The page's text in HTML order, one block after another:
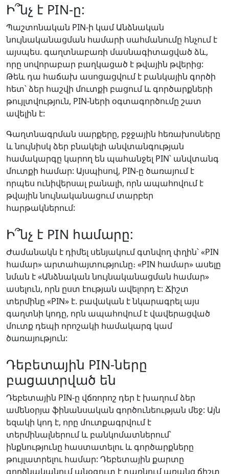
Ի՞նչ է PIN-ը:
Պաշտոնական PIN-ի կամ Անձնական
նույնականացման համարի սահմանումը հնչում է
այսպես. գաղտնաբառի մասնագիտացված ձև,
որը սովորաբար բաղկացած է թվային թվերից:
Թեև դա հաճախ ասոցացվում է բանկային գործի
հետ՝ ձեր հաշվի մուտքի բացում և գործարքների
թույլտվություն, PIN-ների օգտագործումը շատ
ավելին է:
Գաղտնագրման սարքերը, բջջային հեռախոսները
և նույնիսկ ձեր բնակելի անվտանգության
համակարգը կարող են պահանջել PIN՝ անվտանգ
մուտքի համար: Այսպիսով, PIN-ը ծառայում է
որպես ունիվերսալ բանալի, որն ապահովում է
թվային նույնականացում տարբեր
հարթակներում:
Ի՞նչ է PIN համարը:
Ժամանակն է դիմել սենյակում գտնվող փղին՝ «PIN
համար» արտահայտությունը։ «PIN համար» ասելը
նման է «Անձնական նույնականացման համար»
ասելուն, որն ըստ էության ավելորդ է: Ճիշտ
տերմինը «PIN» է. բավական է նկարագրել այս
գաղտնի կոդը, որն ապահովում է վավերացված
մուտք դեպի որոշակի համակարգ կամ
ծառայություն:
Դեբետային PIN-ները
բացատրված են
Դեբետային PIN-ը վճռորոշ դեր է խաղում ձեր
ամենօրյա ֆինանսական գործունեության մեջ: Այն
եզակի կոդ է, որը մուտքագրվում է
տերմինալներում և բանկոմատներում՝
ինքնությունը հաստատելու և գործարքները
թույլատրելու համար: Դեբետային քարտը
գործնականում անօգուտ է դառնում առանց ճիշտ